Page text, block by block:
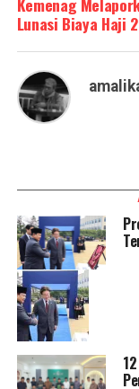
Lunasi Biaya Haji